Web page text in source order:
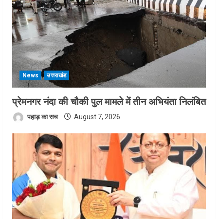
News उत्तराखंड
प्रेमनगर नंदा की चौकी पुल मामले में तीन अभियंता निलंबित
पहाड़ का सच August 7, 2026